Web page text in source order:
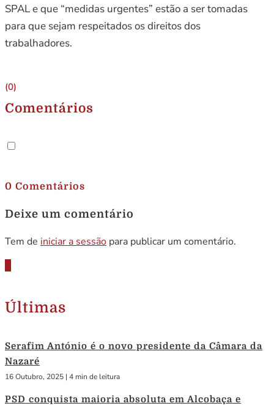
SPAL e que “medidas urgentes” estão a ser tomadas
para que sejam respeitados os direitos dos
trabalhadores.
(0)
Comentários
0 Comentários
Deixe um comentário
Tem de iniciar a sessão para publicar um comentário.
Últimas
Serafim António é o novo presidente da Câmara da
Nazaré
16 Outubro, 2025 | 4 min de leitura
PSD conquista maioria absoluta em Alcobaça e